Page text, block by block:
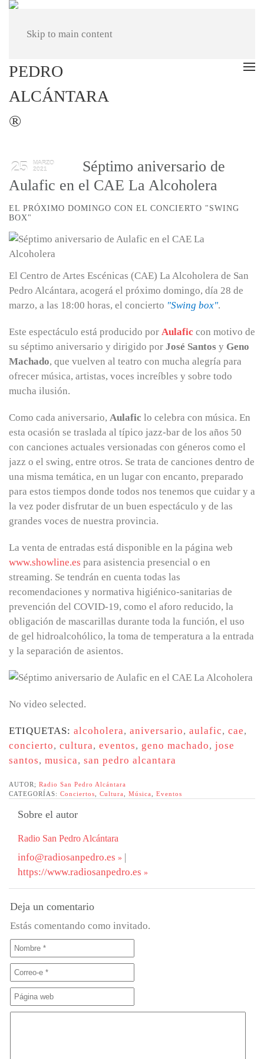
Skip to main content
25
MARZO
2021
Séptimo aniversario de
Aulafic en el CAE La Alcoholera
EL PRÓXIMO DOMINGO CON EL CONCIERTO "SWING
BOX"
El Centro de Artes Escénicas (CAE) La Alcoholera de San
Pedro Alcántara, acogerá el próximo domingo, día 28 de
marzo, a las 18:00 horas, el concierto "Swing box".
Este espectáculo está producido por Aulafic con motivo de
su séptimo aniversario y dirigido por José Santos y Geno
Machado, que vuelven al teatro con mucha alegría para
ofrecer música, artistas, voces increíbles y sobre todo
mucha ilusión.
Como cada aniversario, Aulafic lo celebra con música. En
esta ocasión se traslada al típico jazz-bar de los años 50
con canciones actuales versionadas con géneros como el
jazz o el swing, entre otros. Se trata de canciones dentro de
una misma temática, en un lugar con encanto, preparado
para estos tiempos donde todos nos tenemos que cuidar y a
la vez poder disfrutar de un buen espectáculo y de las
grandes voces de nuestra provincia.
La venta de entradas está disponible en la página web
www.showline.es para asistencia presencial o en
streaming. Se tendrán en cuenta todas las
recomendaciones y normativa higiénico-sanitarias de
prevención del COVID-19, como el aforo reducido, la
obligación de mascarillas durante toda la función, el uso
de gel hidroalcohólico, la toma de temperatura a la entrada
y la separación de asientos.
No video selected.
ETIQUETAS: alcoholera, aniversario, aulafic, cae,
concierto, cultura, eventos, geno machado, jose
santos, musica, san pedro alcantara
AUTOR; Radio San Pedro Alcántara
CATEGORÍAS: Conciertos Cultura Música Eventos
Sobre el autor
Radio San Pedro Alcántara
info@radiosanpedro.es
|
https://www.radiosanpedro.es
Deja un comentario
Estás comentando como invitado.